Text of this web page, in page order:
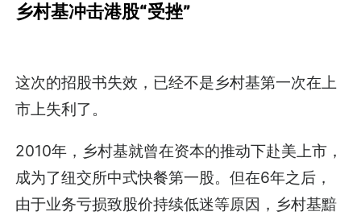
乡村基冲击港股“受挫”
这次的招股书失效，已经不是乡村基第一次在上
市上失利了。
2010年，乡村基就曾在资本的推动下赴美上市，
成为了纽交所中式快餐第一股。但在6年之后，
由于业务亏损致股价持续低迷等原因，乡村基黯